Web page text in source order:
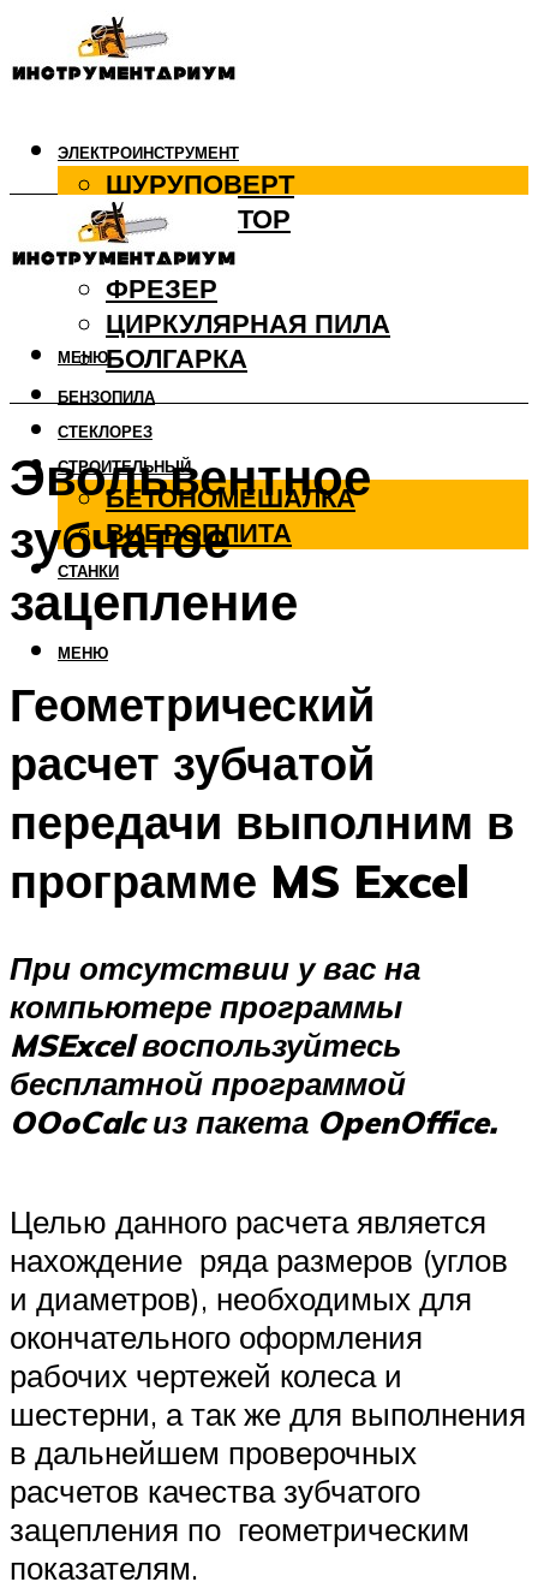
ЭЛЕКТРОИНСТРУМЕНТ
ШУРУПОВЕРТ
ПЕРФОРАТОР
ДРЕЛЬ
ФРЕЗЕР
ЦИРКУЛЯРНАЯ ПИЛА
БОЛГАРКА
БЕНЗОПИЛА
СТЕКЛОРЕЗ
СТРОИТЕЛЬНЫЙ
БЕТОНОМЕШАЛКА
ВИБРОПЛИТА
СТАНКИ
МЕНЮ
МЕНЮ
Эвольвентное
зубчатое
зацепление
Геометрический
расчет зубчатой
передачи выполним в
программе MS Excel
При отсутствии у вас на
компьютере программы
MSExcelвоспользуйтесь
бесплатной программой
OOoCalcиз пакета OpenOffice.
Целью данного расчета является
нахождение ряда размеров (углов
и диаметров), необходимых для
окончательного оформления
рабочих чертежей колеса и
шестерни, а так же для выполнения
в дальнейшем проверочных
расчетов качества зубчатого
зацепления по геометрическим
показателям.